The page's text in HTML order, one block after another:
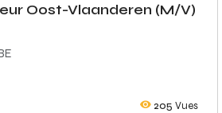
Oost-Vlaanderen (M/V)
205 Vues